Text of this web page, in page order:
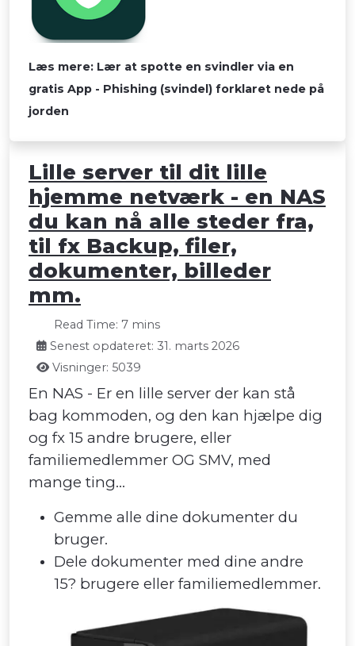
Læs mere: Lær at spotte en svindler via en
gratis App - Phishing (svindel) forklaret nede på
jorden
Lille server til dit lille
hjemme netværk - en NAS
du kan nå alle steder fra,
til fx Backup, filer,
dokumenter, billeder
mm.
Read Time: 7 mins
Senest opdateret: 31. marts 2026
Visninger: 5039
En NAS - Er en lille server der kan stå
bag kommoden, og den kan hjælpe dig
og fx 15 andre brugere, eller
familiemedlemmer OG SMV, med
mange ting...
Gemme alle dine dokumenter du
bruger.
Dele dokumenter med dine andre
15? brugere eller familiemedlemmer.